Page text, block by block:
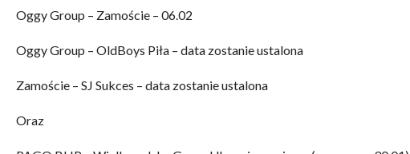
Oggy Group – Zamoście – 06.02
Oggy Group – OldBoys Piła – data zostanie ustalona
Zamoście – SJ Sukces – data zostanie ustalona
Oraz